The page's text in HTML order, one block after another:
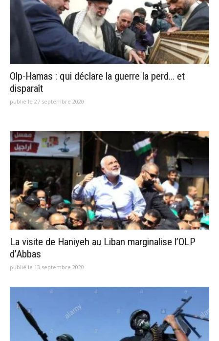
Olp-Hamas : qui déclare la guerre la perd… et
disparaît
publié le 27 septembre 2020
La visite de Haniyeh au Liban marginalise l’OLP
d’Abbas
publié le 13 septembre 2020